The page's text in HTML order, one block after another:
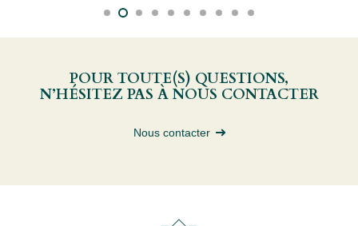
POUR TOUTE(S) QUESTIONS,
N’HÉSITEZ PAS À NOUS CONTACTER
Nous contacter